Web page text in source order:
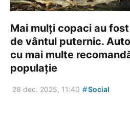
Mai mulți copaci au
de vântul puternic.
cu mai multe
populație
28 dec. 2025, 11:40 #Social